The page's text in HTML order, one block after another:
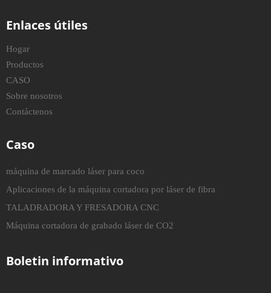
Enlaces útiles
Hogar
Productos
CASO
Sobre nosotros
Contáctenos
Caso
máquina de marcado láser para coco
Aplicaciones de la máquina cortadora por láser de fibra
TALADRADORA Y FRESADORA CNC
Máquina cortadora de grabado láser de CO2
Boletin informativo